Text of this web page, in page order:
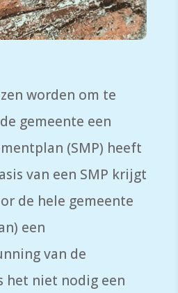
worden om te
gemeente een
(SMP) heeft
van een SMP krijgt
de hele gemeente
een
van de
het niet nodig een